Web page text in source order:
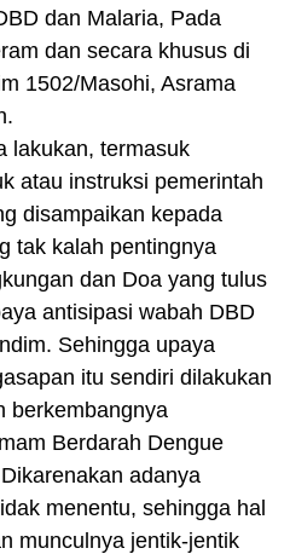
dan Malaria, Pada
dan secara khusus di
1502/Masohi, Asrama
lakukan, termasuk
atau instruksi pemerintah
disampaikan kepada
tak kalah pentingnya
dan Doa yang tulus
antisipasi wabah DBD
Sehingga upaya
itu sendiri dilakukan
berkembangnya
Berdarah Dengue
adanya
menentu, sehingga hal
munculnya jentik-jentik